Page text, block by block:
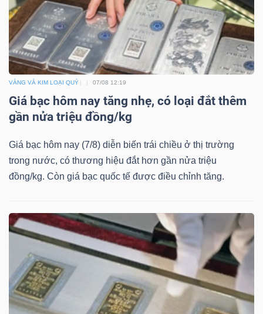
VÀNG VÀ KIM LOẠI QUÝ 07/08 12:19
Giá bạc hôm nay tăng nhẹ, có loại đắt thêm
gần nửa triệu đồng/kg
Giá bạc hôm nay (7/8) diễn biến trái chiều ở thị trường
trong nước, có thương hiệu đắt hơn gần nửa triệu
đồng/kg. Còn giá bạc quốc tế được điều chỉnh tăng.